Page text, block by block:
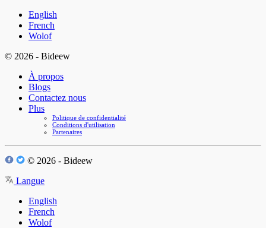
English
French
Wolof
© 2026 - Bideew
À propos
Blogs
Contactez nous
Plus
Politique de confidentialité
Conditions d'utilisation
Partenaires
© 2026 - Bideew
Langue
English
French
Wolof